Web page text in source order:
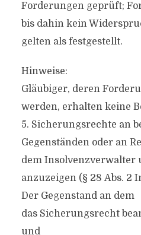
Forderungen geprüft;
bis dahin kein
gelten als festgestellt.
Hinweise:
Gläubiger, deren
werden, erhalten keine
5. Sicherungsrechte an
Gegenständen oder an
dem Insolvenzverwalter
anzuzeigen (§ 28 Abs. 2
Der Gegenstand an dem
das Sicherungsrecht
und